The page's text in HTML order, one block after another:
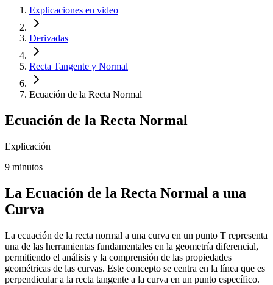
Explicaciones en video
Derivadas
Recta Tangente y Normal
Ecuación de la Recta Normal
Ecuación de la Recta Normal
Explicación
9 minutos
La Ecuación de la Recta Normal a una
Curva
La ecuación de la recta normal a una curva en un punto T representa
una de las herramientas fundamentales en la geometría diferencial,
permitiendo el análisis y la comprensión de las propiedades
geométricas de las curvas. Este concepto se centra en la línea que es
perpendicular a la recta tangente a la curva en un punto específico.